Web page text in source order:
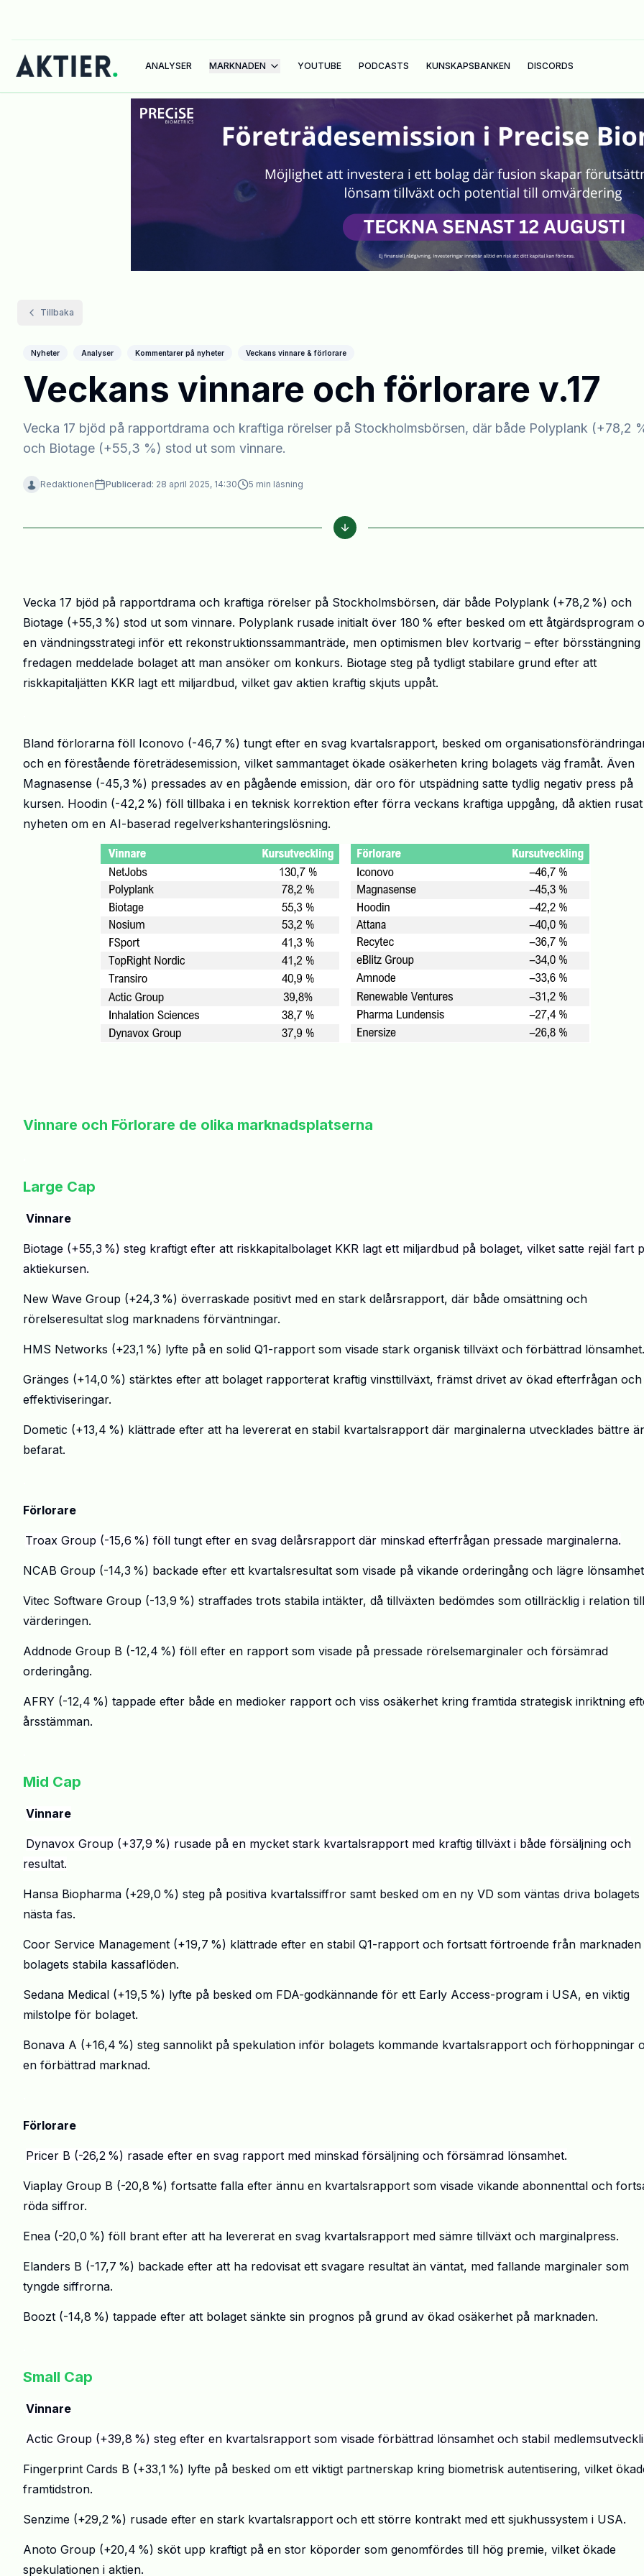
ANALYSER MARKNADEN YOUTUBE PODCASTS KUNSKAPSBANKEN DISCORDS
Tillbaka
Nyheter Analyser Kommentarer på nyheter Veckans vinnare & förlorare
Veckans vinnare och förlorare v.17
Vecka 17 bjöd på rapportdrama och kraftiga rörelser på Stockholmsbörsen, där både Polyplank (+78,2
och Biotage (+55,3 %) stod ut som vinnare.
Redaktionen Publicerad: 28 april 2025, 14:30 5 min läsning
Vecka 17 bjöd på rapportdrama och kraftiga rörelser på Stockholmsbörsen, där både Polyplank (+78,2 %) och
Biotage (+55,3 %) stod ut som vinnare. Polyplank rusade initialt över 180 % efter besked om ett åtgärdsprogram
en vändningsstrategi inför ett rekonstruktionssammanträde, men optimismen blev kortvarig – efter börsstängning
fredagen meddelade bolaget att man ansöker om konkurs. Biotage steg på tydligt stabilare grund efter att
riskkapitaljätten KKR lagt ett miljardbud, vilket gav aktien kraftig skjuts uppåt.
Bland förlorarna föll Iconovo (-46,7 %) tungt efter en svag kvartalsrapport, besked om organisationsförä
och en förestående företrädesemission, vilket sammantaget ökade osäkerheten kring bolagets väg framåt. Även
Magnasense (-45,3 %) pressades av en pågående emission, där oro för utspädning satte tydlig negativ press på
kursen. Hoodin (-42,2 %) föll tillbaka i en teknisk korrektion efter förra veckans kraftiga uppgång, då aktien
nyheten om en AI-baserad regelverkshanteringslösning.
Vinnare och Förlorare de olika marknadsplatserna
Large Cap
Vinnare
Biotage (+55,3 %) steg kraftigt efter att riskkapitalbolaget KKR lagt ett miljardbud på bolaget, vilket satte rejäl fart p
aktiekursen.
New Wave Group (+24,3 %) överraskade positivt med en stark delårsrapport, där både omsättning och
rörelseresultat slog marknadens förväntningar.
HMS Networks (+23,1 %) lyfte på en solid Q1-rapport som visade stark organisk tillväxt och förbättrad lönsamhet.
Gränges (+14,0 %) stärktes efter att bolaget rapporterat kraftig vinsttillväxt, främst drivet av ökad efterfrågan och
effektiviseringar.
Dometic (+13,4 %) klättrade efter att ha levererat en stabil kvartalsrapport där marginalerna utvecklades bättre ä
befarat.
Förlorare
Troax Group (-15,6 %) föll tungt efter en svag delårsrapport där minskad efterfrågan pressade marginalerna.
NCAB Group (-14,3 %) backade efter ett kvartalsresultat som visade på vikande orderingång och lägre lö
Vitec Software Group (-13,9 %) straffades trots stabila intäkter, då tillväxten bedömdes som otillräcklig i relation till
värderingen.
Addnode Group B (-12,4 %) föll efter en rapport som visade på pressade rörelsemarginaler och försämrad
orderingång.
AFRY (-12,4 %) tappade efter både en medioker rapport och viss osäkerhet kring framtida strategisk inriktning
årsstämman.
Mid Cap
Vinnare
Dynavox Group (+37,9 %) rusade på en mycket stark kvartalsrapport med kraftig tillväxt i både försäljning och
resultat.
Hansa Biopharma (+29,0 %) steg på positiva kvartalssiffror samt besked om en ny VD som väntas driva bolagets
nästa fas.
Coor Service Management (+19,7 %) klättrade efter en stabil Q1-rapport och fortsatt förtroende från
bolagets stabila kassaflöden.
Sedana Medical (+19,5 %) lyfte på besked om FDA-godkännande för ett Early Access-program i USA, en viktig
milstolpe för bolaget.
Bonava A (+16,4 %) steg sannolikt på spekulation inför bolagets kommande kvartalsrapport och förhoppningar
en förbättrad marknad.
Förlorare
Pricer B (-26,2 %) rasade efter en svag rapport med minskad försäljning och försämrad lönsamhet.
Viaplay Group B (-20,8 %) fortsatte falla efter ännu en kvartalsrapport som visade vikande abonnenttal och
röda siffror.
Enea (-20,0 %) föll brant efter att ha levererat en svag kvartalsrapport med sämre tillväxt och marginalpress.
Elanders B (-17,7 %) backade efter att ha redovisat ett svagare resultat än väntat, med fallande marginaler som
tyngde siffrorna.
Boozt (-14,8 %) tappade efter att bolaget sänkte sin prognos på grund av ökad osäkerhet på marknaden.
Small Cap
Vinnare
Actic Group (+39,8 %) steg efter en kvartalsrapport som visade förbättrad lönsamhet och stabil
Fingerprint Cards B (+33,1 %) lyfte på besked om ett viktigt partnerskap kring biometrisk autentisering, vilket ö
framtidstron.
Senzime (+29,2 %) rusade efter en stark kvartalsrapport och ett större kontrakt med ett sjukhussystem i USA.
Anoto Group (+20,4 %) sköt upp kraftigt på en stor köporder som genomfördes till hög premie, vilket ökade
spekulationen i aktien.